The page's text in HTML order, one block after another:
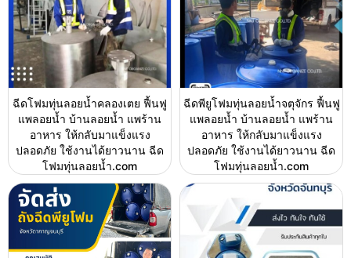
ฉีดโฟมทุ่นลอยน้ำคลองเตย ฟื้นฟู
แพลอยน้ำ บ้านลอยน้ำ แพร้าน
อาหาร ให้กลับมาแข็งแรง
ปลอดภัย ใช้งานได้ยาวนาน ฉีด
โฟมทุ่นลอยน้ำ.com
ฉีดพียูโฟมทุ่นลอยน้ำจตุจักร ฟื้นฟู
แพลอยน้ำ บ้านลอยน้ำ แพร้าน
อาหาร ให้กลับมาแข็งแรง
ปลอดภัย ใช้งานได้ยาวนาน ฉีด
โฟมทุ่นลอยน้ำ.com